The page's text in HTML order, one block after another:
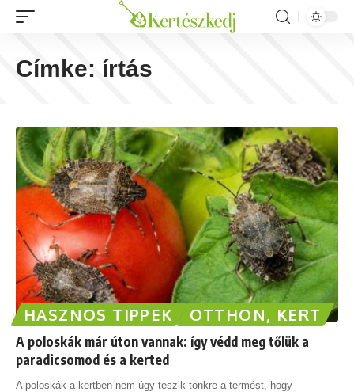
Címke: írtás
HASZNOS TIPPEK OTTHON, KERT
A poloskák már úton vannak: így védd meg tőlük a
paradicsomod és a kerted
A poloskák a kertben nem úgy teszik tönkre a termést, hogy